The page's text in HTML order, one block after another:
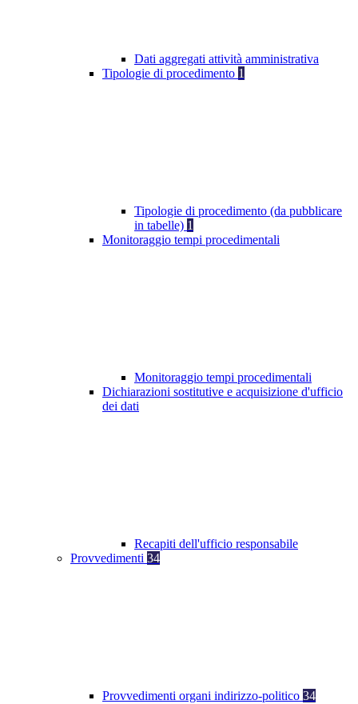
Dati aggregati attività amministrativa
Tipologie di procedimento 1
Tipologie di procedimento (da pubblicare
in tabelle) 1
Monitoraggio tempi procedimentali
Monitoraggio tempi procedimentali
Dichiarazioni sostitutive e acquisizione d'ufficio
dei dati
Recapiti dell'ufficio responsabile
Provvedimenti 34
Provvedimenti organi indirizzo-politico 34